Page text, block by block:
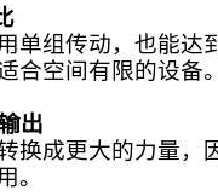
单组传动，也能达
合空间有限的设备。
出
换成更大的力量，
。